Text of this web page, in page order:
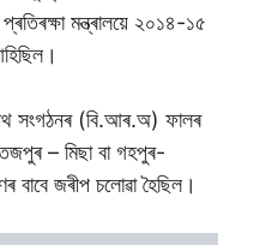
মন্ত্ৰালয়ে ২০১৪-১৫
পথ সংগঠনৰ (বি.আৰ.অ) ফালৰ
– মিছা বা গহপুৰ-
বাবে জৰীপ চলোৱা হৈছিল।